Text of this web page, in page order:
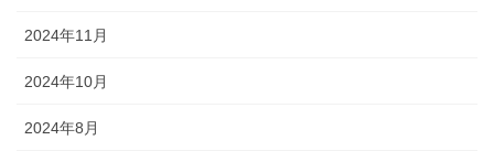
2024年11月
2024年10月
2024年8月